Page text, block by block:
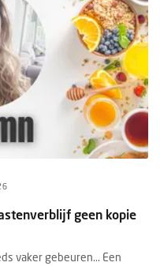
geen kopie
vaker gebeuren... Een